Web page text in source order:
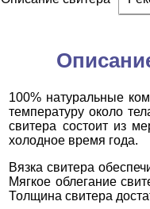
100% натуральные
температуру около
свитера состоит из
холодное время года.
Вязка свитера
Мягкое облегание
Толщина свитера